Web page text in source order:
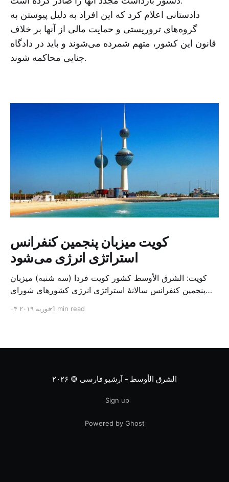
دادستانی اعلام کرد که این افراد به دلیل پیوستن به
گروه‌های تروریستی و حمایت مالی از آنها بر خلاف
قانون این کشور، متهم شمرده می‌شوند و باید در دادگاه
جنایی محاکمه شوند.
کویت میزبان پنجمین کنفرانس
استراتژی انرژی می‌شود
کویت: الشرق الأوسط کشور کویت فردا (سه شنبه) میزبان
پنجمین کنفرانس سالانهٔ استراتژی انرژی کشورهای شورای
متخصص از شرکت‌های جهانی نفت و گاز در این کنفرانس
۰۴ فوریه ۲۰۱۹1 min read
الشرق الأوسط - آرشیو فارسی © ۲۰۲۶
Sign up
Powered by Ghost